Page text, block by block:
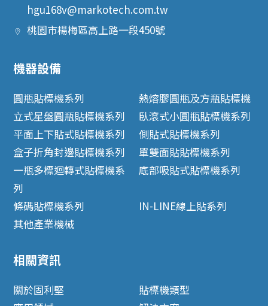
hgu168v@markotech.com.tw
桃園市楊梅區高上路一段450號
機器設備
圓瓶貼標機系列
熱熔膠圓瓶及方瓶貼標機
立式星盤圓瓶貼標機系列
臥滾式小圓瓶貼標機系列
平面上下貼式貼標機系列
側貼式貼標機系列
盒子折角封邊貼標機系列
單雙面貼貼標機系列
一瓶多標迴轉式貼標機系
列
底部吸貼式貼標機系列
條碼貼標機系列
IN-LINE線上貼系列
其他產業機械
相關資訊
關於固利堅
貼標機類型